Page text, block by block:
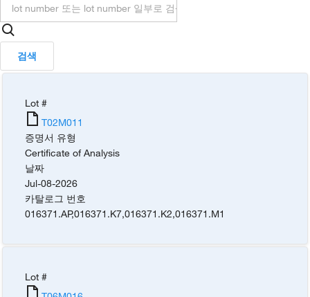
검색
Lot #
T02M011
증명서 유형
Certificate of Analysis
날짜
Jul-08-2026
카탈로그 번호
016371.AP,016371.K7,016371.K2,016371.M1
Lot #